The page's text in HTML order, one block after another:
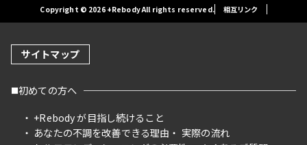
Copyright © 2026 +Rebody All rights reserved. 相互リンク
サイトマップ
初めての方へ
+Rebody が目指し続けること
あなたの不調を改善できる理由
実際の流れ